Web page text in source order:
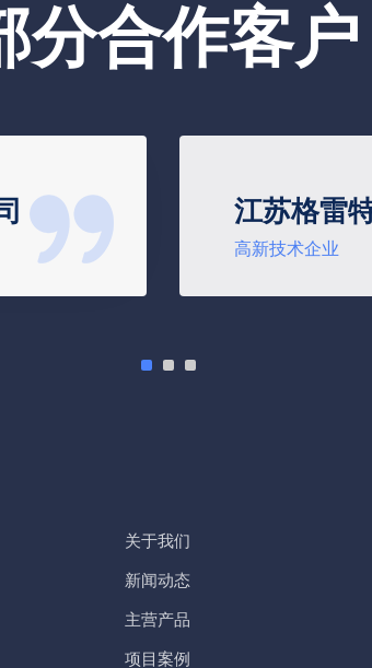
分合作客户
江苏格雷
高新技术企业
关于我们
新闻动态
主营产品
项目案例